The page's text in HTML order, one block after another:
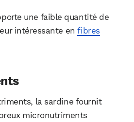
une faible quantité de
intéressante enfibres
la sardine fournit
micronutriments